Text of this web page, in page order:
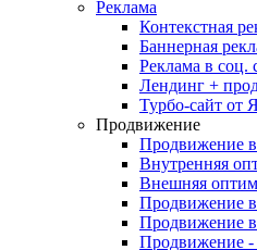
Реклама
Контекстная
Баннерная
Реклама в соц.
Лендинг +
Турбо-сайт от
Продвижение
Продвижение
Внутренняя
Внешняя
Продвижение в
Продвижение
Продвижение -